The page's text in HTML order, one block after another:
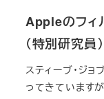
Appleのフィ
（特別研究員
スティーブ・ジ
ってきています